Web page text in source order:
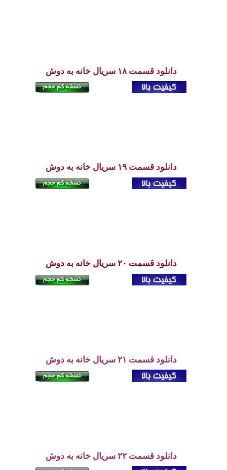
دانلود قسمت ۱۸ سریال خانه به دوش
دانلود قسمت ۱۹ سریال خانه به دوش
دانلود قسمت ۲۰ سریال خانه به دوش
دانلود قسمت ۲۱ سریال خانه به دوش
دانلود قسمت ۲۲ سریال خانه به دوش